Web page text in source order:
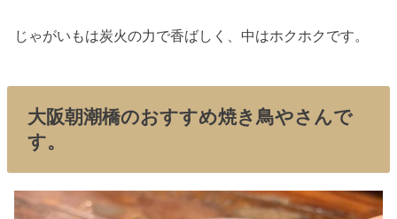
じゃがいもは炭火の力で香ばしく、中はホクホクです。
大阪朝潮橋のおすすめ焼き鳥やさんで
す。